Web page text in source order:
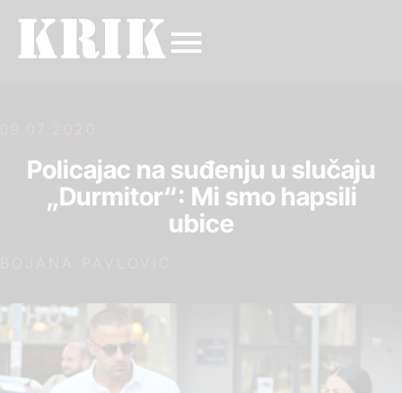
09.07.2020.
Policajac na suđenju u slučaju
„Durmitor“: Mi smo hapsili
ubice